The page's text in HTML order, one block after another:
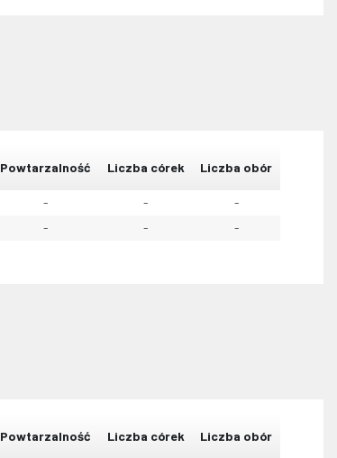
Powtarzalność Liczba córek Liczba obór
- - -
- - -
Powtarzalność Liczba córek Liczba obór